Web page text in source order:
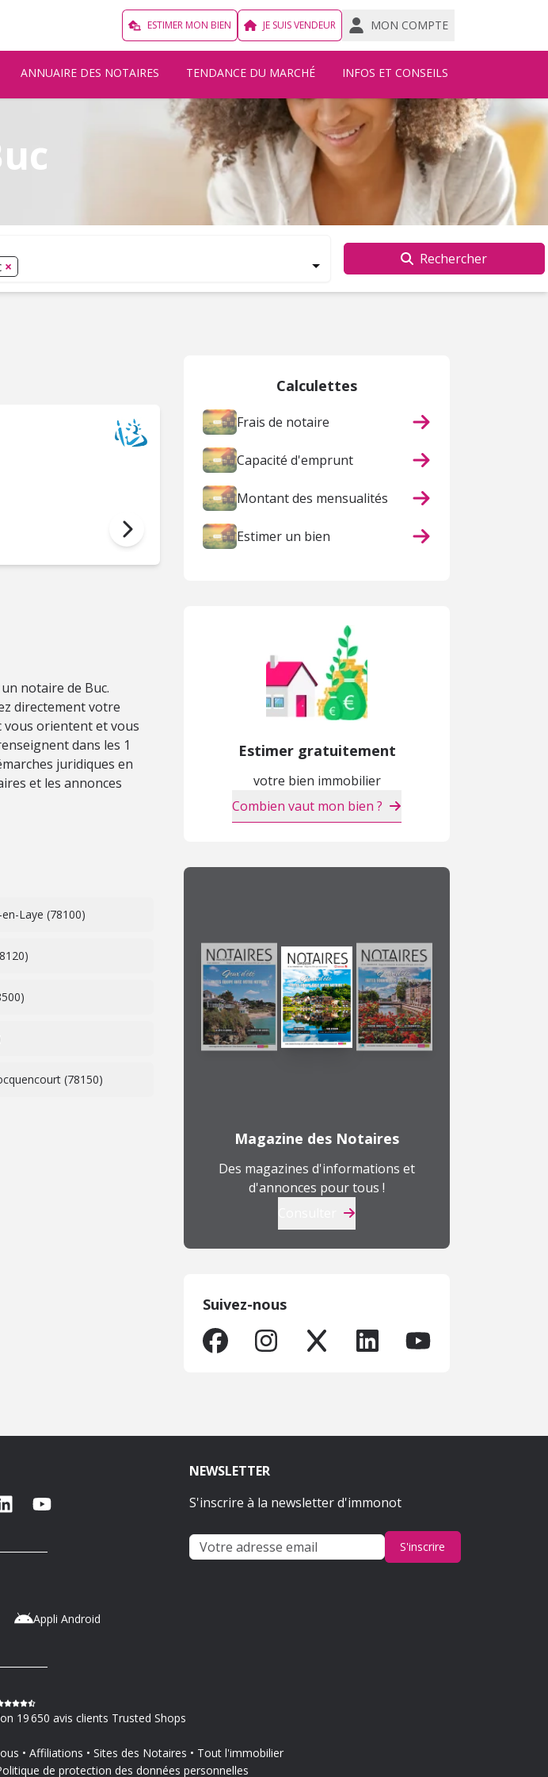
ESTIMER MON BIEN JE SUIS VENDEUR MON COMPTE
ANNUAIRE DES NOTAIRES TENDANCE DU MARCHÉ INFOS ET CONSEILS
Cliquez pour ouvrir la modale de recherche. Rechercher
notaire de Buc.
directement votre
vous orientent et vous
dans les 1
juridiques en
et les annonces
Laye (78100)
(78150)
Calculettes
Frais de notaire
Capacité d'emprunt
Montant des mensualités
Estimer un bien
Estimer gratuitement
votre bien immobilier
Combien vaut mon bien ?
Magazine des Notaires
Des magazines d'informations et
d'annonces pour tous !
Suivez-nous
YouTube
Appli Android
NEWSLETTER
S'inscrire à la newsletter d'immonot
S'inscrire
19 650 avis clients Trusted Shops
Affiliations Sites des Notaires
Tout l'immobilier
de protection des données personnelles